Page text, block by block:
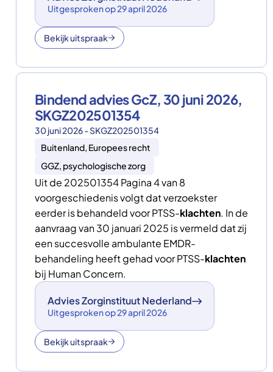
Uitgesproken op 29 april 2026
Bekijk uitspraak
Bindend advies GcZ, 30 juni 2026,
SKGZ202501354
30 juni 2026 - SKGZ202501354
Buitenland, Europees recht
GGZ, psychologische zorg
Uit de 202501354 Pagina 4 van 8
voorgeschiedenis volgt dat verzoekster
eerder is behandeld voor PTSS-klachten. In de
aanvraag van 30 januari 2025 is vermeld dat zij
een succesvolle ambulante EMDR-
behandeling heeft gehad voor PTSS-klachten
bij Human Concern.
Advies Zorginstituut Nederland
Uitgesproken op 29 april 2026
Bekijk uitspraak